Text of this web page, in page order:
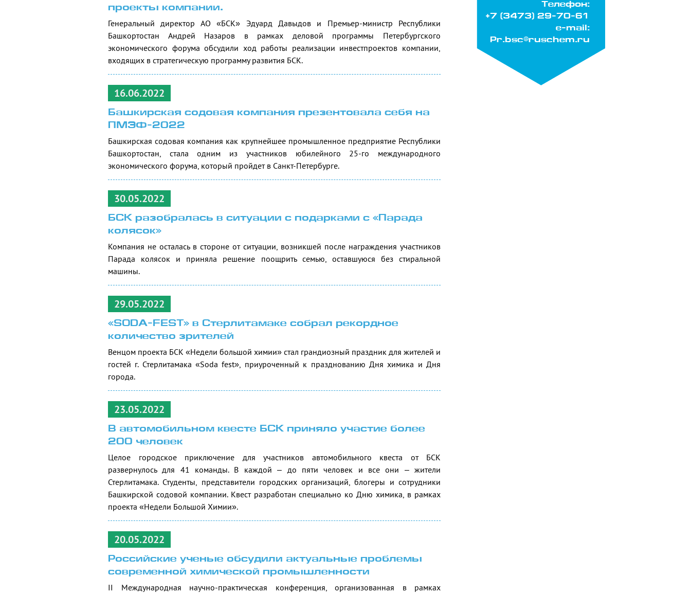
проекты компании.
Генеральный директор АО «БСК» Эдуард Давыдов и Премьер-министр Республики
Башкортостан Андрей Назаров в рамках деловой программы Петербургского
экономического форума обсудили ход работы реализации инвестпроектов компании,
входящих в стратегическую программу развития БСК.
16.06.2022
Башкирская содовая компания презентовала себя на
ПМЭФ-2022
Башкирская содовая компания как крупнейшее промышленное предприятие Республики
Башкортостан, стала одним из участников юбилейного 25-го международного
экономического форума, который пройдет в Санкт-Петербурге.
30.05.2022
БСК разобралась в ситуации с подарками с «Парада
колясок»
Компания не осталась в стороне от ситуации, возникшей после награждения участников
Парада колясок и приняла решение поощрить семью, оставшуюся без стиральной
машины.
29.05.2022
«SODA-FEST» в Стерлитамаке собрал рекордное
количество зрителей
Венцом проекта БСК «Недели большой химии» стал грандиозный праздник для жителей и
гостей г. Стерлитамака «Soda fest», приуроченный к празднованию Дня химика и Дня
города.
23.05.2022
В автомобильном квесте БСК приняло участие более
200 человек
Целое городское приключение для участников автомобильного квеста от БСК
развернулось для 41 команды. В каждой – до пяти человек и все они – жители
Стерлитамака. Студенты, представители городских организаций, блогеры и сотрудники
Башкирской содовой компании. Квест разработан специально ко Дню химика, в рамках
проекта «Недели Большой Химии».
20.05.2022
Российские ученые обсудили актуальные проблемы
современной химической промышленности
II Международная научно-практическая конференция, организованная в рамках
Телефон:
+7 (3473) 29-70-61
e-mail:
Pr.bsc@ruschem.ru